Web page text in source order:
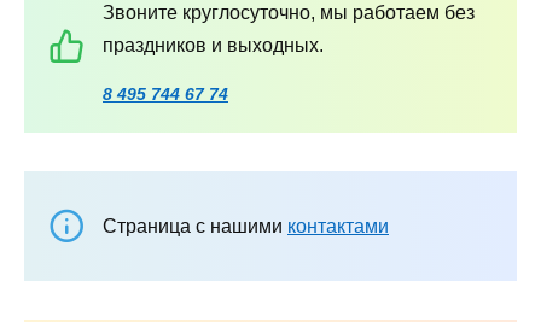
Звоните круглосуточно, мы работаем без
праздников и выходных.
8 495 744 67 74
Страница с нашими контактами